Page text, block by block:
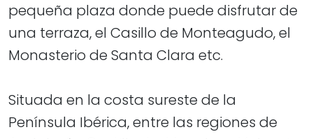
pequeña plaza donde puede disfrutar de
una terraza, el Casillo de Monteagudo, el
Monasterio de Santa Clara etc.
Situada en la costa sureste de la
Península Ibérica, entre las regiones de